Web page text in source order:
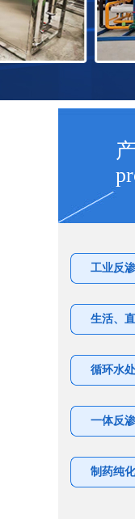
工业反
生活、
循环水
一体反
制药纯